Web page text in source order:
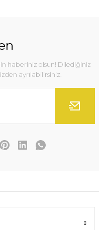
haberiniz olsun! Dilediğiniz
ayrılabilirsiniz.